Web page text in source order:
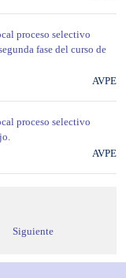
proceso selectivo
fase del curso de
AVPE
proceso selectivo
AVPE
Siguiente